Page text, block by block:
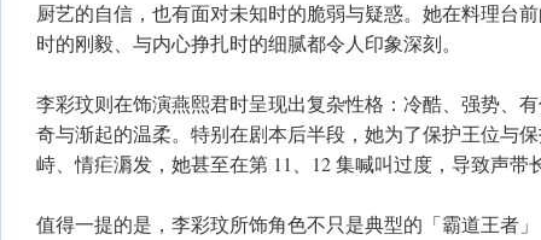
厨艺的自信，也有面对未知时的脆弱与疑惑。她在料理台
时的刚毅、与内心挣扎时的细腻都令人印象深刻。
李彩玟则在饰演燕熙君时呈现出复杂性格：冷酷、强势、
奇与渐起的温柔。特别在剧本后半段，她为了保护王位与
峙、情疟漘发，她甚至在第 11、12 集喊叫过度，导致声带
值得一提的是，李彩玟所饰角色不只是典型的「霸道王者